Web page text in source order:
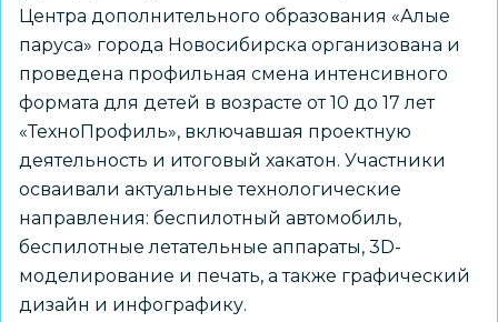
Центра дополнительного образования «Алые
паруса» города Новосибирска организована и
проведена профильная смена интенсивного
формата для детей в возрасте от 10 до 17 лет
«ТехноПрофиль», включавшая проектную
деятельность и итоговый хакатон. Участники
осваивали актуальные технологические
направления: беспилотный автомобиль,
беспилотные летательные аппараты, 3D-
моделирование и печать, а также графический
дизайн и инфографику.